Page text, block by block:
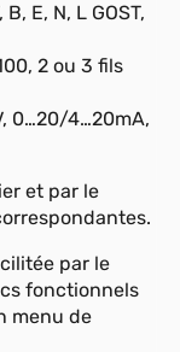
E, N, L GOST,
2 ou 3 fils
0…20/4…20mA,
et par le
par le
fonctionnels
menu de